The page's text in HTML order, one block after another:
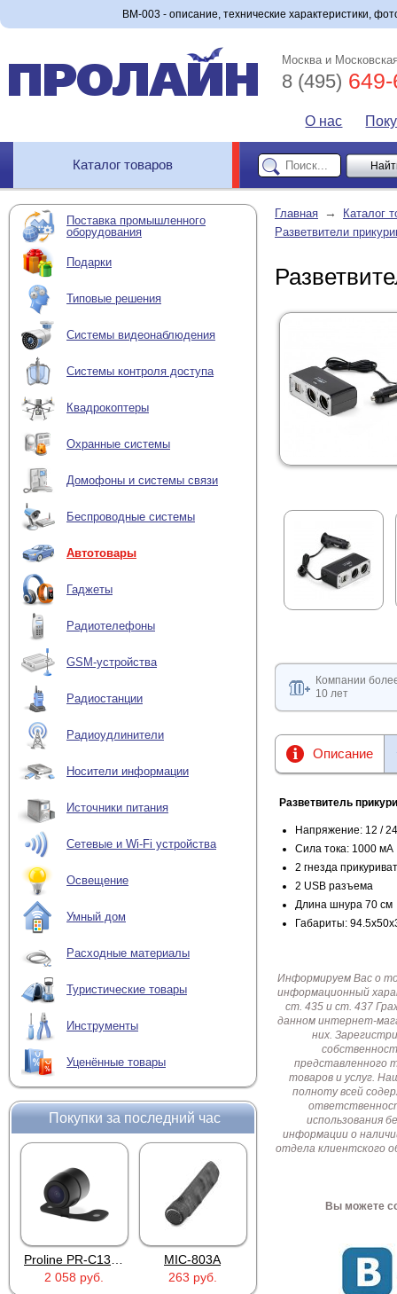
BM-003 - описание, технические характеристики,
Москва и
8 (495)
О нас
Каталог товаров
Поставка промышленного
оборудования
Подарки
Типовые решения
Системы видеонаблюдения
Системы контроля доступа
Квадрокоптеры
Охранные системы
Домофоны и системы связи
Беспроводные системы
Автотовары
Гаджеты
Радиотелефоны
GSM-устройства
Радиостанции
Радиоудлинители
Носители информации
Источники питания
Сетевые и Wi-Fi устройства
Освещение
Умный дом
Расходные материалы
Туристические товары
Инструменты
Уценённые товары
Покупки за последний час
2 058 руб.
MIC-803A
263 руб.
4PIN(п)/2RCA(м)+DJK-11(п)
Главная →
Каталог
Разветвители
Компании
10 лет
Описание
Разветвитель
Напряжение: 12 /
Сила тока: 1000 мА
2 гнезда
2 USB разъема
Длина шнура 70 см
Габариты:
Информируем Вас о
информационный
ст. 435 и ст. 437
данном интернет-
них.
представленного
товаров и услуг.
полноту всей
использования
информации о
отдела клиентского
Вы можете